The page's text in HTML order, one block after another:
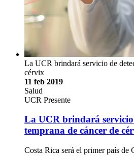
La UCR brindará servicio de
cérvix
11 feb 2019
Salud
UCR Presente
La UCR brindará servicio
temprana de cáncer de
Costa Rica será el primer país de